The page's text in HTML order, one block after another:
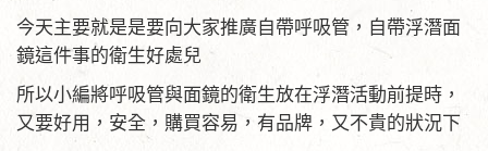
今天主要就是是要向大家推廣自帶呼吸管，自帶浮潛面
鏡這件事的衛生好處兒
所以小編將呼吸管與面鏡的衛生放在浮潛活動前提時，
又要好用，安全，購買容易，有品牌，又不貴的狀況下